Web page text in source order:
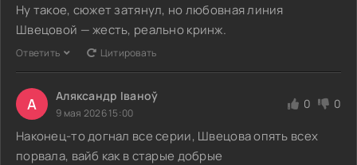
Ну такое, сюжет затянул, но любовная линия
Швецовой — жесть, реально кринж.
Ответить Цитировать
А Аляксандр Іваноў
9 мая 2026 15:00
0 0
Наконец-то догнал все серии, Швецова опять всех
порвала, вайб как в старые добрые